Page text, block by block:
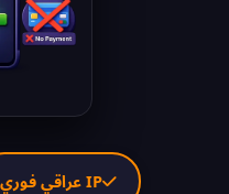
IP عراقي فوري